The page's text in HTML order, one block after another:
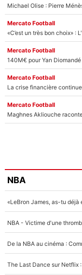
Mercato Football
Mercato Football
Mercato Football
Mercato Football
NBA